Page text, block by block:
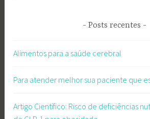
Posts recentes
Alimentos para a saúde cerebral
Para atender melhor sua paciente que
Artigo Científico: Risco de deficiências